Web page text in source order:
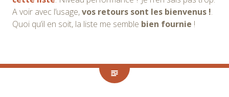
A voir avec l’usage,vos retours sont les bienvenus !.
Quoi qu’il en soit, la liste me semble bien fournie !